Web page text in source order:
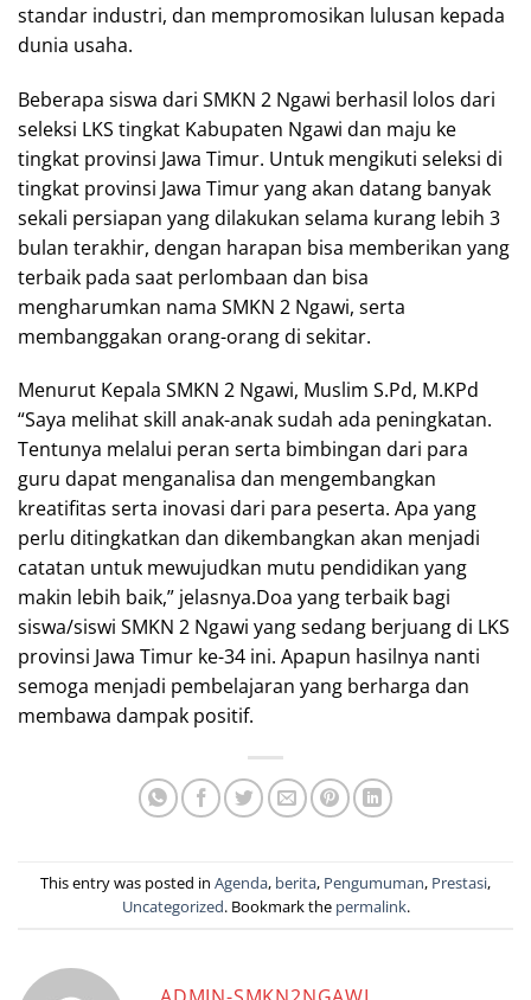
standar industri, dan mempromosikan lulusan kepada
dunia usaha.
Beberapa siswa dari SMKN 2 Ngawi berhasil lolos dari
seleksi LKS tingkat Kabupaten Ngawi dan maju ke
tingkat provinsi Jawa Timur. Untuk mengikuti seleksi di
tingkat provinsi Jawa Timur yang akan datang banyak
sekali persiapan yang dilakukan selama kurang lebih 3
bulan terakhir, dengan harapan bisa memberikan yang
terbaik pada saat perlombaan dan bisa
mengharumkan nama SMKN 2 Ngawi, serta
membanggakan orang-orang di sekitar.
Menurut Kepala SMKN 2 Ngawi, Muslim S.Pd, M.KPd
“Saya melihat skill anak-anak sudah ada peningkatan.
Tentunya melalui peran serta bimbingan dari para
guru dapat menganalisa dan mengembangkan
kreatifitas serta inovasi dari para peserta. Apa yang
perlu ditingkatkan dan dikembangkan akan menjadi
catatan untuk mewujudkan mutu pendidikan yang
makin lebih baik,” jelasnya.Doa yang terbaik bagi
siswa/siswi SMKN 2 Ngawi yang sedang berjuang di LKS
provinsi Jawa Timur ke-34 ini. Apapun hasilnya nanti
semoga menjadi pembelajaran yang berharga dan
membawa dampak positif.
This entry was posted in Agenda, berita, Pengumuman, Prestasi,
Uncategorized. Bookmark the permalink.